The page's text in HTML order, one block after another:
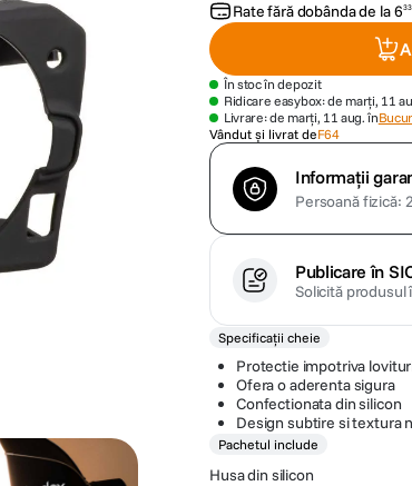
Rate fără dobânda de la633
În stoc în depozit
Ridicare easybox: de marți, 11
Livrare: de marți, 11 aug. în
Vândut și livrat deF64
Informații
Persoană fizică:
Publicare în
Solicită produsul
Specificații cheie
Protectie impotriva
Ofera o aderenta sigura
Confectionata din silicon
Design subtire si textura
Pachetul include
Husa din silicon